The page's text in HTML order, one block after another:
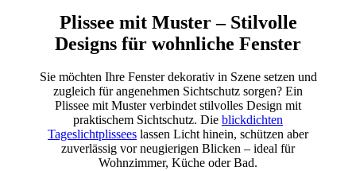
Plissee mit Muster – Stilvolle
Designs für wohnliche Fenster
Sie möchten Ihre Fenster dekorativ in Szene setzen und
zugleich für angenehmen Sichtschutz sorgen? Ein
Plissee mit Muster verbindet stilvolles Design mit
praktischem Sichtschutz. Die blickdichten
Tageslichtplissees lassen Licht hinein, schützen aber
zuverlässig vor neugierigen Blicken – ideal für
Wohnzimmer, Küche oder Bad.